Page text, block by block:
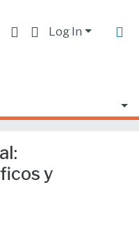
Log In
y